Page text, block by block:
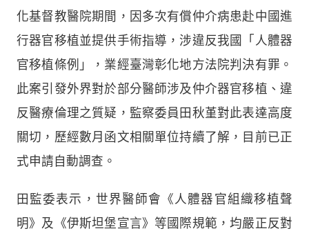
化基督教醫院期間，因多次有償仲介病患赴中國進
行器官移植並提供手術指導，涉違反我國「人體器
官移植條例」，業經臺灣彰化地方法院判決有罪。
此案引發外界對於部分醫師涉及仲介器官移植、違
反醫療倫理之質疑，監察委員田秋堇對此表達高度
關切，歷經數月函文相關單位持續了解，目前已正
式申請自動調查。
田監委表示，世界醫師會《人體器官組織移植聲
明》及《伊斯坦堡宣言》等國際規範，均嚴正反對